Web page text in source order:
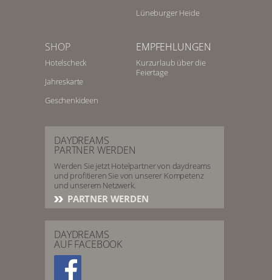
Lüneburger Heide
SHOP
Hotelscheck
Jahreskarte
Geschenkideen
EMPFEHLUNGEN
Kurzurlaub über die
Feiertage
DAYDREAMS
PARTNER WERDEN
Werden Sie jetzt Hotelpartner von daydreams
und profitieren Sie von unserer Kompetenz
und unserem Netzwerk.
PARTNER WERDEN
DAYDREAMS
AUF FACEBOOK